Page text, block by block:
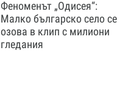
Феноменът „Одисея“:
Малко българско село се
озова в клип с милиони
гледания